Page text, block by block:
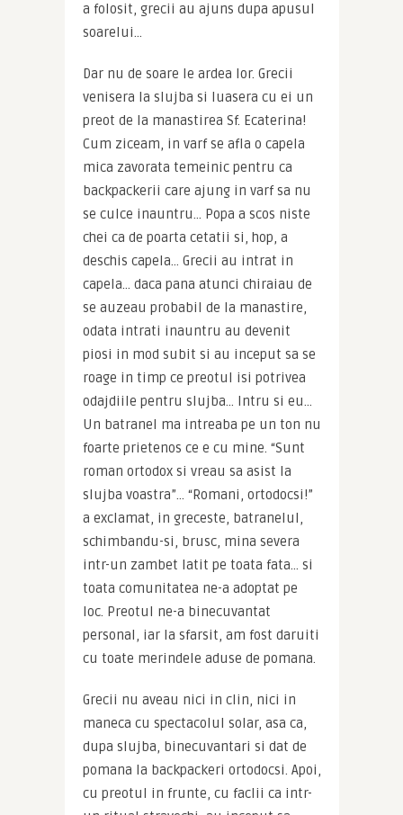
a folosit, grecii au ajuns dupa apusul
soarelui…
Dar nu de soare le ardea lor. Grecii
venisera la slujba si luasera cu ei un
preot de la manastirea Sf. Ecaterina!
Cum ziceam, in varf se afla o capela
mica zavorata temeinic pentru ca
backpackerii care ajung in varf sa nu
se culce inauntru… Popa a scos niste
chei ca de poarta cetatii si, hop, a
deschis capela… Grecii au intrat in
capela… daca pana atunci chiraiau de
se auzeau probabil de la manastire,
odata intrati inauntru au devenit
piosi in mod subit si au inceput sa se
roage in timp ce preotul isi potrivea
odajdiile pentru slujba… Intru si eu…
Un batranel ma intreaba pe un ton nu
foarte prietenos ce e cu mine. “Sunt
roman ortodox si vreau sa asist la
slujba voastra”… “Romani, ortodocsi!”
a exclamat, in greceste, batranelul,
schimbandu-si, brusc, mina severa
intr-un zambet latit pe toata fata… si
toata comunitatea ne-a adoptat pe
loc. Preotul ne-a binecuvantat
personal, iar la sfarsit, am fost daruiti
cu toate merindele aduse de pomana.
Grecii nu aveau nici in clin, nici in
maneca cu spectacolul solar, asa ca,
dupa slujba, binecuvantari si dat de
pomana la backpackeri ortodocsi. Apoi,
cu preotul in frunte, cu faclii ca intr-